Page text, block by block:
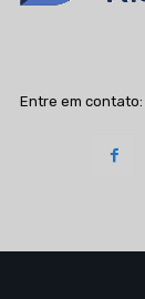
Entre em contato: